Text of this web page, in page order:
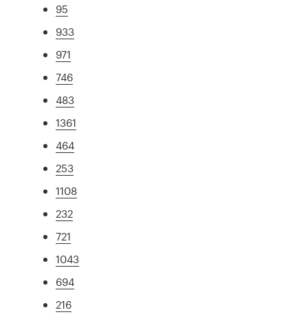
95
933
971
746
483
1361
464
253
1108
232
721
1043
694
216